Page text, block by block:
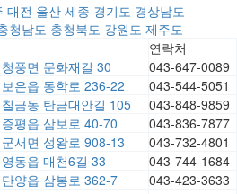
대전 울산 세종 경기도 경상남도
청남도 충청북도 강원도 제주도
연락처
풍면 문화재길 30
043-647-0089
은읍 동학로 236-22
043-544-5051
금동 탄금대안길 105
043-848-9859
평읍 삼보로 40-70
043-836-7877
서면 성왕로 908-13
043-732-4801
동읍 매천6길 33
043-744-1684
양읍 삼봉로 362-7
043-423-3633